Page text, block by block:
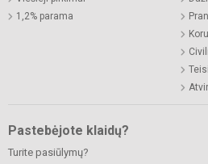
1,2% parama
Pastebėjote klaidų?
Turite pasiūlymų?